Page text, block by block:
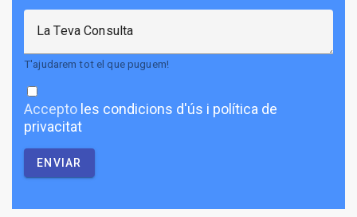
La Teva Consulta
T'ajudarem tot el que puguem!
Accepto les condicions d'ús i política de
privacitat
ENVIAR